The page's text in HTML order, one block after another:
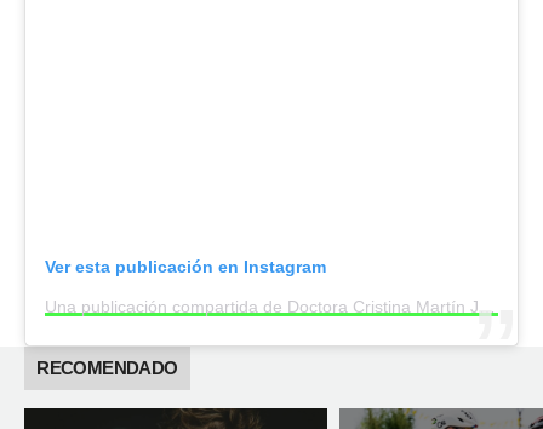
Ver esta publicación en Instagram
Una publicación compartida de Doctora Cristina Martín Jiménez (@cristinamartinjimenezescritora)
RECOMENDADO